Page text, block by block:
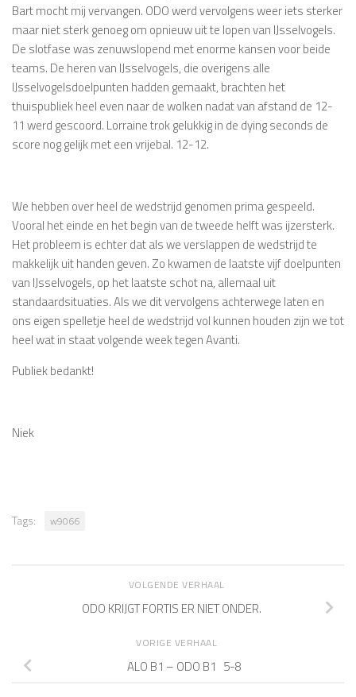
Bart mocht mij vervangen. ODO werd vervolgens weer iets sterker
maar niet sterk genoeg om opnieuw uit te lopen van IJsselvogels.
De slotfase was zenuwslopend met enorme kansen voor beide
teams. De heren van IJsselvogels, die overigens alle
IJsselvogelsdoelpunten hadden gemaakt, brachten het
thuispubliek heel even naar de wolken nadat van afstand de 12-
11 werd gescoord. Lorraine trok gelukkig in de dying seconds de
score nog gelijk met een vrijebal. 12-12.
We hebben over heel de wedstrijd genomen prima gespeeld.
Vooral het einde en het begin van de tweede helft was ijzersterk.
Het probleem is echter dat als we verslappen de wedstrijd te
makkelijk uit handen geven. Zo kwamen de laatste vijf doelpunten
van IJsselvogels, op het laatste schot na, allemaal uit
standaardsituaties. Als we dit vervolgens achterwege laten en
ons eigen spelletje heel de wedstrijd vol kunnen houden zijn we tot
heel wat in staat volgende week tegen Avanti.
Publiek bedankt!
Niek
Tags: w9066
VOLGENDE VERHAAL
ODO KRIJGT FORTIS ER NIET ONDER.
VORIGE VERHAAL
ALO B1 – ODO B1 5-8